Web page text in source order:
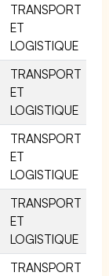
TRANSPORT
ET
LOGISTIQUE
TRANSPORT
ET
LOGISTIQUE
TRANSPORT
ET
LOGISTIQUE
TRANSPORT
ET
LOGISTIQUE
TRANSPORT